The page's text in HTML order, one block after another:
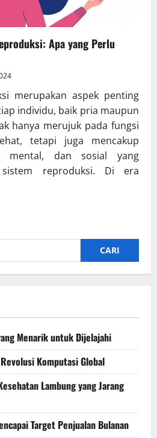
Apa yang Perlu
merupakan aspek penting
individu, baik pria maupun
hanya merujuk pada fungsi
tetapi juga mencakup
mental, dan sosial yang
reproduksi. Di era
Menarik untuk Dijelajahi
Komputasi Global
Lambung yang Jarang
Target Penjualan Bulanan